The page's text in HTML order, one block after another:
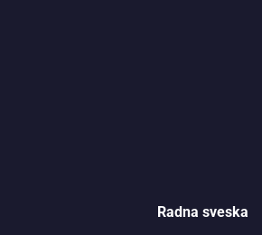
Radna sveska